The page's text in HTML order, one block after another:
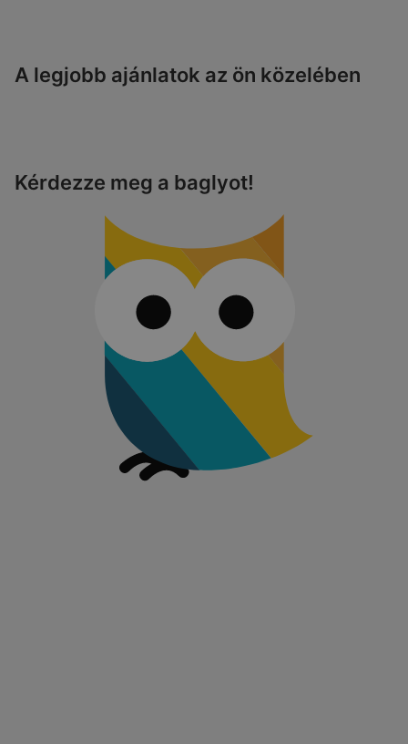
A legjobb ajánlatok az ön közelében
Kérdezze meg a baglyot!